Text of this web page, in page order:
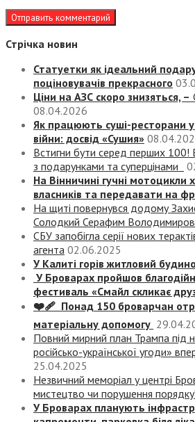
Стрічка новин
Статуетки як ідеальний
поціновувачів прекрасного
Ціни на АЗС скоро знизяться, –
08.04.2026
Як працюють суші-ресторани
війни: досвід «Сушия»
Встигни бути серед перших 100!
з подарунками та суперцінами
На Вінничині гучні мотоцикли
власників та передавати на
На щиті повернувся додому
Солодкий Серафим
СБУ запобігла серії нових
агента 02.06.2025
У Калиті горів житловий
У Броварах пройшов
фестиваль «Смайл скликає
❤️‍🩹 Понад 150 броварчан
матеріальну допомогу
Повний мирний план Трампа під
російсько-української угоди»
25.04.2025
Незвичний меморіал у центрі
мистецтво чи порушення
У Броварах планують